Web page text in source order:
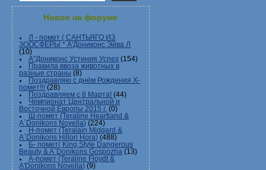
Новое на форуме
Л - помет ( САНТЬЯГО ИЗ
ЗООСФЕРЫ * А'Дониконс Эйва Л
(10)
А"Дониконс Устиния Успех (154)
Правила ввоза животных в
разные страны (8)
Поздравляю с днём Рождения Х-
помет!!! (28)
Поздравляем с 8 Марта! (44)
Чемпионат Центральной и
Восточной Европы 2015 г. (0)
Ш-помет (Teraline Heartland &
A`Donikons Novella) (224)
Н-помет (Teralain Midgard &
A`Donikons Hillori Hora) (488)
Б- помет( King Style Dangerous
Beauty & A`Donikons Gospozha (13)
А-помет (Teraline Floydt &
A'Donikons Novella) (9)